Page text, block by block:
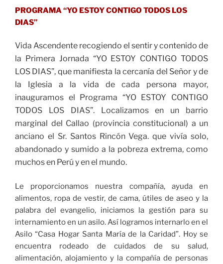
PROGRAMA “YO ESTOY CONTIGO TODOS LOS
DIAS”
Vida Ascendente recogiendo el sentir y contenido de
la Primera Jornada “YO ESTOY CONTIGO TODOS
LOS DIAS”, que manifiesta la cercanía del Señor y de
la Iglesia a la vida de cada persona mayor,
inauguramos el Programa “YO ESTOY CONTIGO
TODOS LOS DIAS”. Localizamos en un barrio
marginal del Callao (provincia constitucional) a un
anciano el Sr. Santos Rincón Vega. que vivía solo,
abandonado y sumido a la pobreza extrema, como
muchos en Perú y en el mundo.
Le proporcionamos nuestra compañía, ayuda en
alimentos, ropa de vestir, de cama, útiles de aseo y la
palabra del evangelio, iniciamos la gestión para su
internamiento en un asilo. Así logramos internarlo en el
Asilo “Casa Hogar Santa María de la Caridad”. Hoy se
encuentra rodeado de cuidados de su salud,
alimentación, alojamiento y la compañía de personas